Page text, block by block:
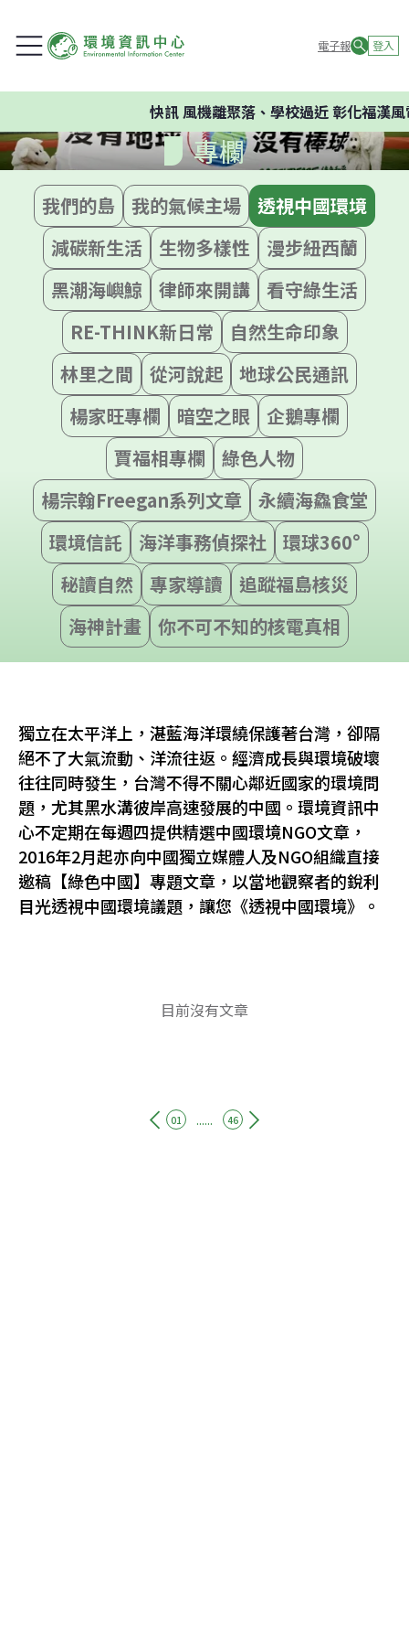
電子報 登入
快訊風機離聚落、學校過近 彰化福漢風
專欄
我們的島 我的氣候主場
透視中國環境
減碳新生活
生物多樣性
漫步紐西蘭
黑潮海嶼鯨
律師來開講
看守綠生活
RE-THINK新日常
自然生命印象
林里之間
從河說起
地球公民通訊
楊家旺專欄
暗空之眼
企鵝專欄
賈福相專欄
綠色人物
楊宗翰Freegan系列文章
永續海鱻食堂
環境信託
海洋事務偵探社
環球360°
秘讀自然
專家導讀
追蹤福島核災
海神計畫
你不可不知的核電真相
獨立在太平洋上，湛藍海洋環繞保護著台灣，卻隔
絕不了大氣流動、洋流往返。經濟成長與環境破壞
往往同時發生，台灣不得不關心鄰近國家的環境問
題，尤其黑水溝彼岸高速發展的中國。環境資訊中
心不定期在每週四提供精選中國環境NGO文章，
2016年2月起亦向中國獨立媒體人及NGO組織直接
邀稿【綠色中國】專題文章，以當地觀察者的銳利
目光透視中國環境議題，讓您《透視中國環境》。
目前沒有文章
01 ...... 46